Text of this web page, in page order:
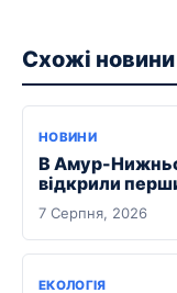
Схожі новини
НОВИНИ
В Амур-
відкрили
7 Серпня, 2026
ЕКОЛОГІЯ